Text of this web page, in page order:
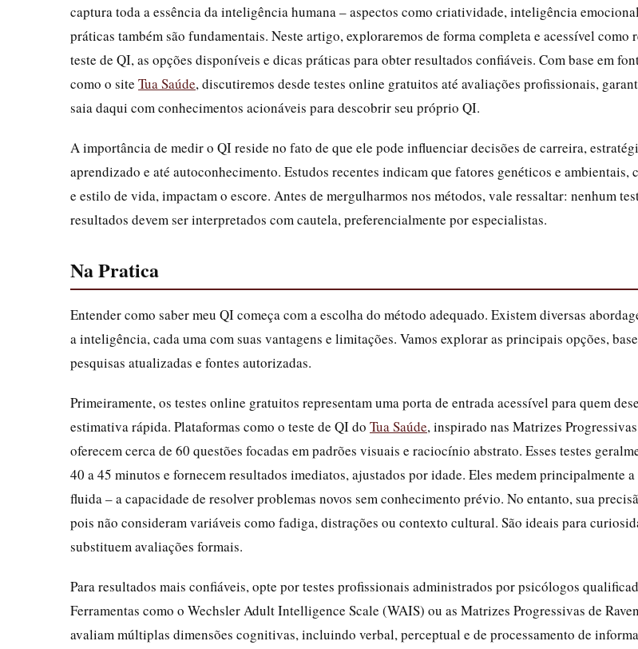
captura toda a essência da inteligência humana – aspectos como criatividade, inteligência
práticas também são fundamentais. Neste artigo, exploraremos de forma completa e acessível como
teste de QI, as opções disponíveis e dicas práticas para obter resultados confiáveis. Com base em
como o site Tua Saúde, discutiremos desde testes online gratuitos até avaliações profissionais,
saia daqui com conhecimentos acionáveis para descobrir seu próprio QI.
A importância de medir o QI reside no fato de que ele pode influenciar decisões de carreira,
aprendizado e até autoconhecimento. Estudos recentes indicam que fatores genéticos e ambientais,
e estilo de vida, impactam o escore. Antes de mergulharmos nos métodos, vale ressaltar: nenhum
resultados devem ser interpretados com cautela, preferencialmente por especialistas.
Na Pratica
Entender como saber meu QI começa com a escolha do método adequado. Existem diversas
a inteligência, cada uma com suas vantagens e limitações. Vamos explorar as principais opções,
pesquisas atualizadas e fontes autorizadas.
Primeiramente, os testes online gratuitos representam uma porta de entrada acessível para quem
estimativa rápida. Plataformas como o teste de QI do Tua Saúde, inspirado nas Matrizes
oferecem cerca de 60 questões focadas em padrões visuais e raciocínio abstrato. Esses testes
40 a 45 minutos e fornecem resultados imediatos, ajustados por idade. Eles medem principalmente
fluida – a capacidade de resolver problemas novos sem conhecimento prévio. No entanto, sua
pois não consideram variáveis como fadiga, distrações ou contexto cultural. São ideais para
substituem avaliações formais.
Para resultados mais confiáveis, opte por testes profissionais administrados por psicólogos
Ferramentas como o Wechsler Adult Intelligence Scale (WAIS) ou as Matrizes Progressivas de
avaliam múltiplas dimensões cognitivas, incluindo verbal, perceptual e de processamento de